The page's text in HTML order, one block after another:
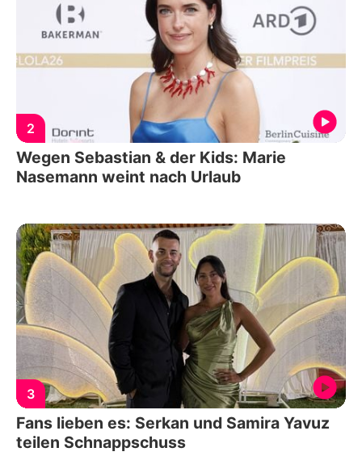
2
Wegen Sebastian & der Kids: Marie
Nasemann weint nach Urlaub
3
Fans lieben es: Serkan und Samira Yavuz
teilen Schnappschuss